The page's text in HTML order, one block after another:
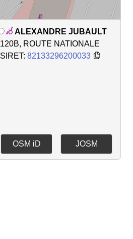
ALEXANDRE JUBAULT
120B, ROUTE NATIONALE
SIRET: 82133296200033
OSM iD JOSM